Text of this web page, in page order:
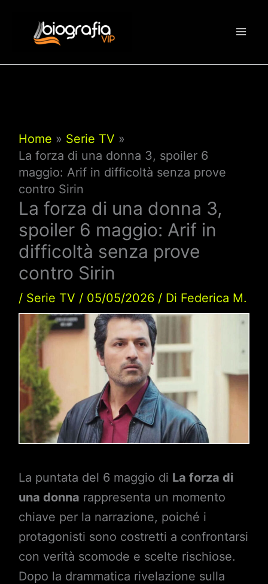
contenuto
Home
Serie TV
La forza di una donna 3, spoiler 6
maggio: Arif in difficoltà senza prove
contro Sirin
La forza di una donna 3,
spoiler 6 maggio: Arif in
difficoltà senza prove
contro Sirin
/ Serie TV / 05/05/2026 / Di Federica M.
La puntata del 6 maggio di La forza di
una donna rappresenta un momento
chiave per la narrazione, poiché i
protagonisti sono costretti a confrontarsi
con verità scomode e scelte rischiose.
Dopo la drammatica rivelazione sulla